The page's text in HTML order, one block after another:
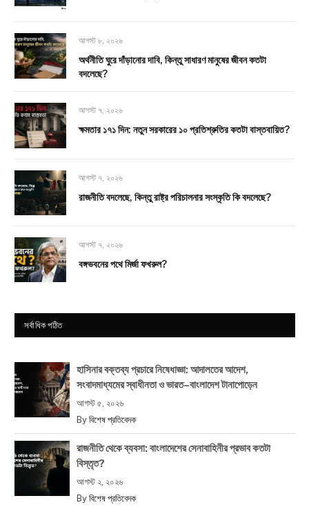
আগস্ট ৮, ২০২৬
অর্থনীতি ঘুরে দাঁড়ানোর দাবি, কিন্তু সাধারণ মানুষের জীবন কতটা
বদলেছে?
আগস্ট ৭, ২০২৬
ক্ষমতার ১৭১ দিন: নতুন সরকারের ১০ প্রতিশ্রুতির কতটা বাস্তবায়িত?
আগস্ট ৭, ২০২৬
রাজনীতি বদলেছে, কিন্তু রাষ্ট্র পরিচালনার সংস্কৃতি কি বদলেছে?
আগস্ট ৭, ২০২৬
বঙ্গভবনের পথে মির্জা ফখরুল?
সর্বাধিক পঠিত
হাসিনার বক্তব্য প্রচারে নিষেধাজ্ঞা: আদালতের আদেশ,
সংবাদমাধ্যমের স্বাধীনতা ও ভারত–বাংলাদেশ টানাপোড়েন
আগস্ট ৫, ২০২৬
By বিশেষ প্রতিবেদক
রাজনীতি থেকে ব্যবসা: বাংলাদেশের সেনাবাহিনীর প্রভাব কতটা
বিস্তৃত?
আগস্ট ২, ২০২৬
By বিশেষ প্রতিবেদক